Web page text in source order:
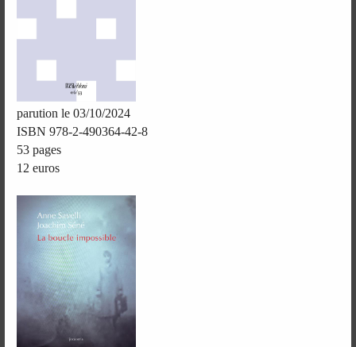
parution le 03/10/2024
ISBN 978-2-490364-42-8
53 pages
12 euros